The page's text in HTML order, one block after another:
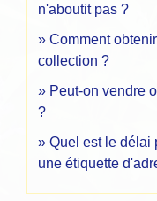
n'aboutit pas ?
Comment
collection ?
Peut-on vendre
?
Quel est le délai
une étiquette